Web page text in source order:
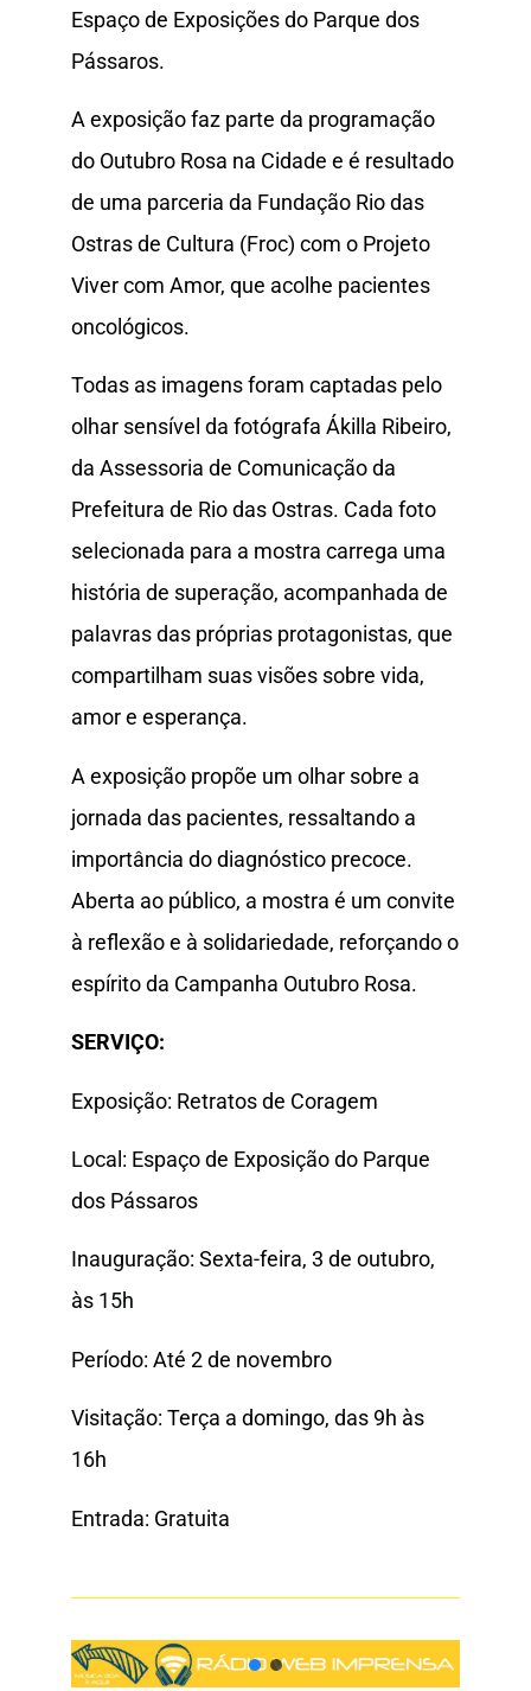
Espaço de Exposições do Parque dos
Pássaros.
A exposição faz parte da programação
do Outubro Rosa na Cidade e é resultado
de uma parceria da Fundação Rio das
Ostras de Cultura (Froc) com o Projeto
Viver com Amor, que acolhe pacientes
oncológicos.
Todas as imagens foram captadas pelo
olhar sensível da fotógrafa Ákilla Ribeiro,
da Assessoria de Comunicação da
Prefeitura de Rio das Ostras. Cada foto
selecionada para a mostra carrega uma
história de superação, acompanhada de
palavras das próprias protagonistas, que
compartilham suas visões sobre vida,
amor e esperança.
A exposição propõe um olhar sobre a
jornada das pacientes, ressaltando a
importância do diagnóstico precoce.
Aberta ao público, a mostra é um convite
à reflexão e à solidariedade, reforçando o
espírito da Campanha Outubro Rosa.
SERVIÇO:
Exposição: Retratos de Coragem
Local: Espaço de Exposição do Parque
dos Pássaros
Inauguração: Sexta-feira, 3 de outubro,
às 15h
Período: Até 2 de novembro
Visitação: Terça a domingo, das 9h às
16h
Entrada: Gratuita